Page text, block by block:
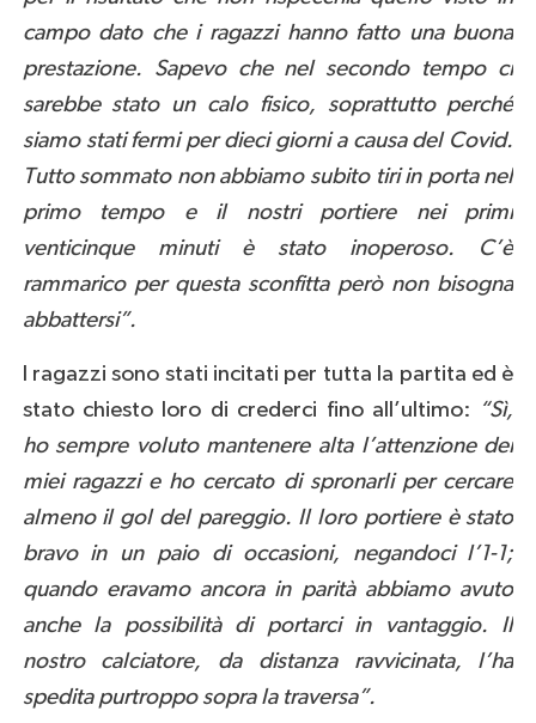
campo dato che i ragazzi hanno fatto una buona
prestazione. Sapevo che nel secondo tempo ci
sarebbe stato un calo fisico, soprattutto perché
siamo stati fermi per dieci giorni a causa del Covid.
Tutto sommato non abbiamo subito tiri in porta nel
primo tempo e il nostri portiere nei primi
venticinque minuti è stato inoperoso. C’è
rammarico per questa sconfitta però non bisogna
abbattersi”.
I ragazzi sono stati incitati per tutta la partita ed è
stato chiesto loro di crederci fino all’ultimo:
“Sì,
ho sempre voluto mantenere alta l’attenzione dei
miei ragazzi e ho cercato di spronarli per cercare
almeno il gol del pareggio. Il loro portiere è stato
bravo in un paio di occasioni, negandoci l’1-1;
quando eravamo ancora in parità abbiamo avuto
anche la possibilità di portarci in vantaggio. Il
nostro calciatore, da distanza ravvicinata, l’ha
spedita purtroppo sopra la traversa”.